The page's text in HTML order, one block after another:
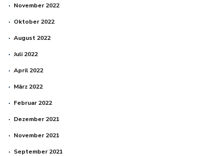
November 2022
Oktober 2022
August 2022
Juli 2022
April 2022
März 2022
Februar 2022
Dezember 2021
November 2021
September 2021